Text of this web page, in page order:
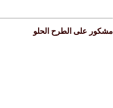
مشكور على الطرح الحلو